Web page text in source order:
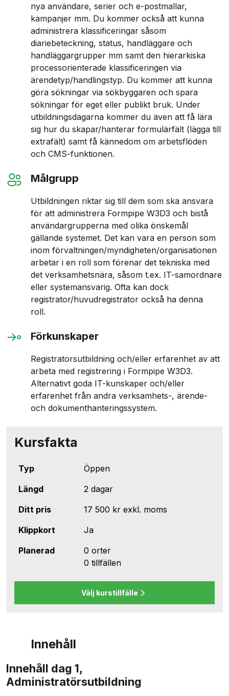
nya användare, serier och e-postmallar,
kampanjer mm. Du kommer också att kunna
administrera klassificeringar såsom
diariebeteckning, status, handläggare och
handläggargrupper mm samt den hierarkiska
processorienterade klassificeringen via
ärendetyp/handlingstyp. Du kommer att kunna
göra sökningar via sökbyggaren och spara
sökningar för eget eller publikt bruk. Under
utbildningsdagarna kommer du även att få lära
sig hur du skapar/hanterar formulärfält (lägga till
extrafält) samt få kännedom om arbetsflöden
och CMS-funktionen.
Målgrupp
Utbildningen riktar sig till dem som ska ansvara
för att administrera Formpipe W3D3 och bistå
användargrupperna med olika önskemål
gällande systemet. Det kan vara en person som
inom förvaltningen/myndigheten/organisationen
arbetar i en roll som förenar det tekniska med
det verksamhetsnära, såsom t.ex. IT-samordnare
eller systemansvarig. Ofta kan dock
registrator/huvudregistrator också ha denna
roll.
Förkunskaper
Registratorsutbildning och/eller erfarenhet av att
arbeta med registrering i Formpipe W3D3.
Alternativt goda IT-kunskaper och/eller
erfarenhet från andra verksamhets-, ärende-
och dokumenthanteringssystem.
Kursfakta
Typ
Öppen
Längd
2 dagar
Ditt pris
17 500 kr exkl. moms
Klippkort
Ja
Planerad
0 orter
0 tillfällen
Välj kurstillfälle
Innehåll
Innehåll dag 1,
Administratörsutbildning